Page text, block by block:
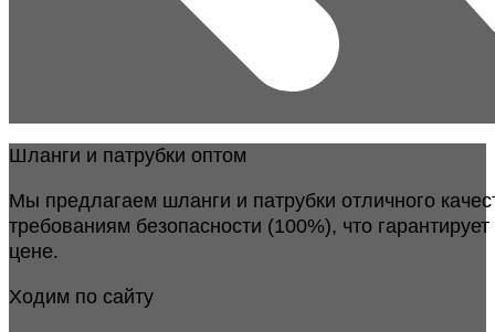
Шланги и патрубки оптом
Мы предлагаем шланги и патрубки отличного
требованиям безопасности (100%), что
цене.
Ходим по сайту